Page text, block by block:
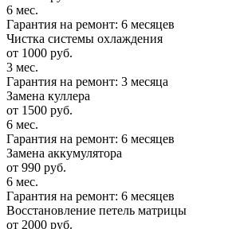
6 мес.
Гарантия на ремонт: 6 месяцев
Чистка системы охлаждения
от 1000 руб.
3 мес.
Гарантия на ремонт: 3 месяца
Замена куллера
от 1500 руб.
6 мес.
Гарантия на ремонт: 6 месяцев
Замена аккумулятора
от 990 руб.
6 мес.
Гарантия на ремонт: 6 месяцев
Восстановление петель матрицы
от 2000 руб.